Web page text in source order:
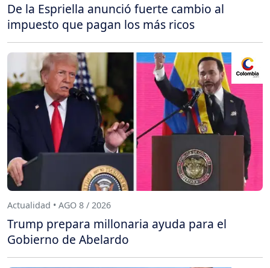
De la Espriella anunció fuerte cambio al
impuesto que pagan los más ricos
Actualidad • AGO 8 / 2026
Trump prepara millonaria ayuda para el
Gobierno de Abelardo